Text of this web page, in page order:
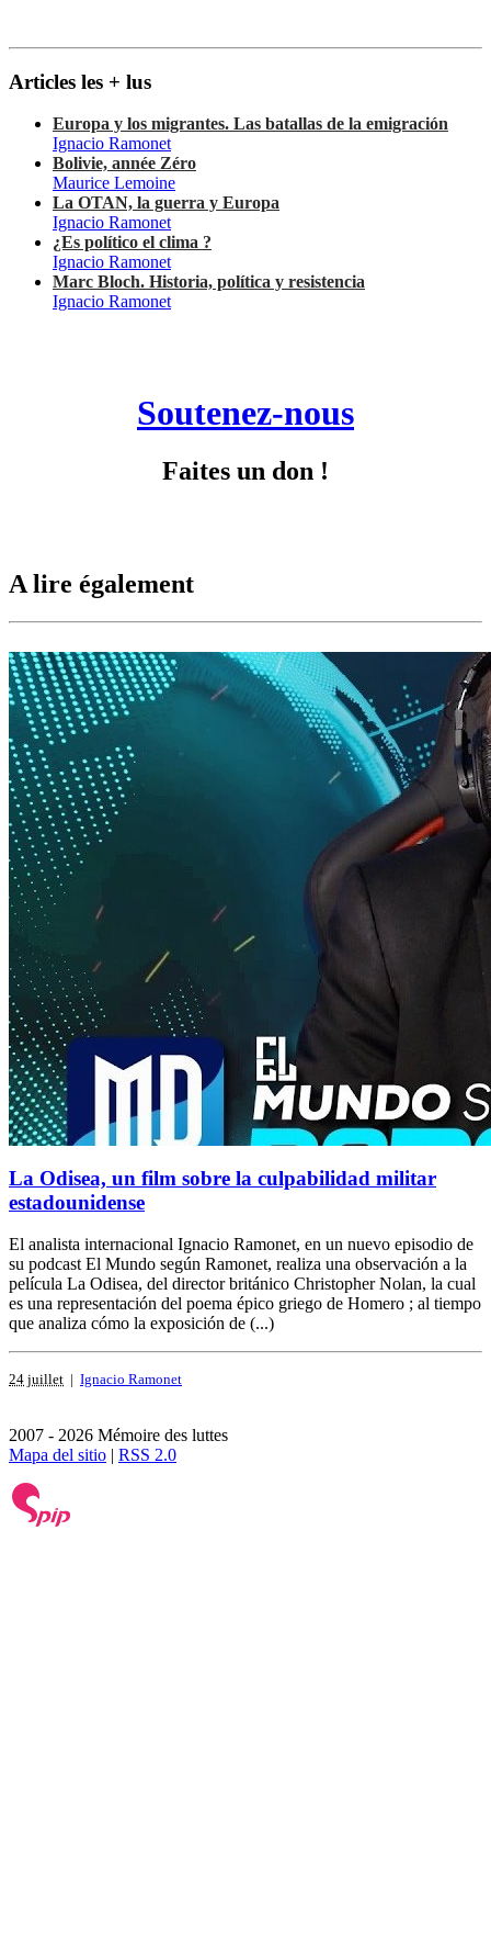
Articles les + lus
Europa y los migrantes. Las batallas de la emigración
Ignacio Ramonet
Bolivie, année Zéro
Maurice Lemoine
La OTAN, la guerra y Europa
Ignacio Ramonet
¿Es político el clima ?
Ignacio Ramonet
Marc Bloch. Historia, política y resistencia
Ignacio Ramonet
Soutenez-nous
Faites un don !
A lire également
La Odisea, un film sobre la culpabilidad militar
estadounidense
El analista internacional Ignacio Ramonet, en un nuevo episodio de
su podcast El Mundo según Ramonet, realiza una observación a la
película La Odisea, del director británico Christopher Nolan, la cual
es una representación del poema épico griego de Homero ; al tiempo
que analiza cómo la exposición de (...)
24 juillet | Ignacio Ramonet
2007 - 2026 Mémoire des luttes
Mapa del sitio | RSS 2.0